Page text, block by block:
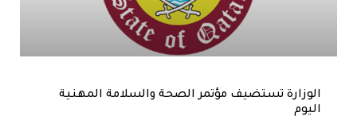
الوزارة تستضيف مؤتمر الصحة والسلامة المهنية
اليوم